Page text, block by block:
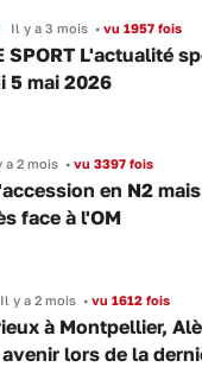
Il y a 3 mois •vu 1957 fois
SPORT L'actualité
5 mai 2026
a 2 mois •vu 3397 fois
en N2
face à l'OM
Il y a 2 mois •vu 1612 fois
à Montpellier,
lors de la